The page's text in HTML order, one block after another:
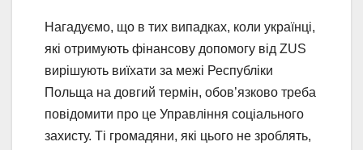
Нагадуємо, що в тих випадках, коли українці,
які отримують фінансову допомогу від ZUS
вирішують виїхати за межі Республіки
Польща на довгий термін, обов’язково треба
повідомити про це Управління соціального
захисту. Ті громадяни, які цього не зроблять,